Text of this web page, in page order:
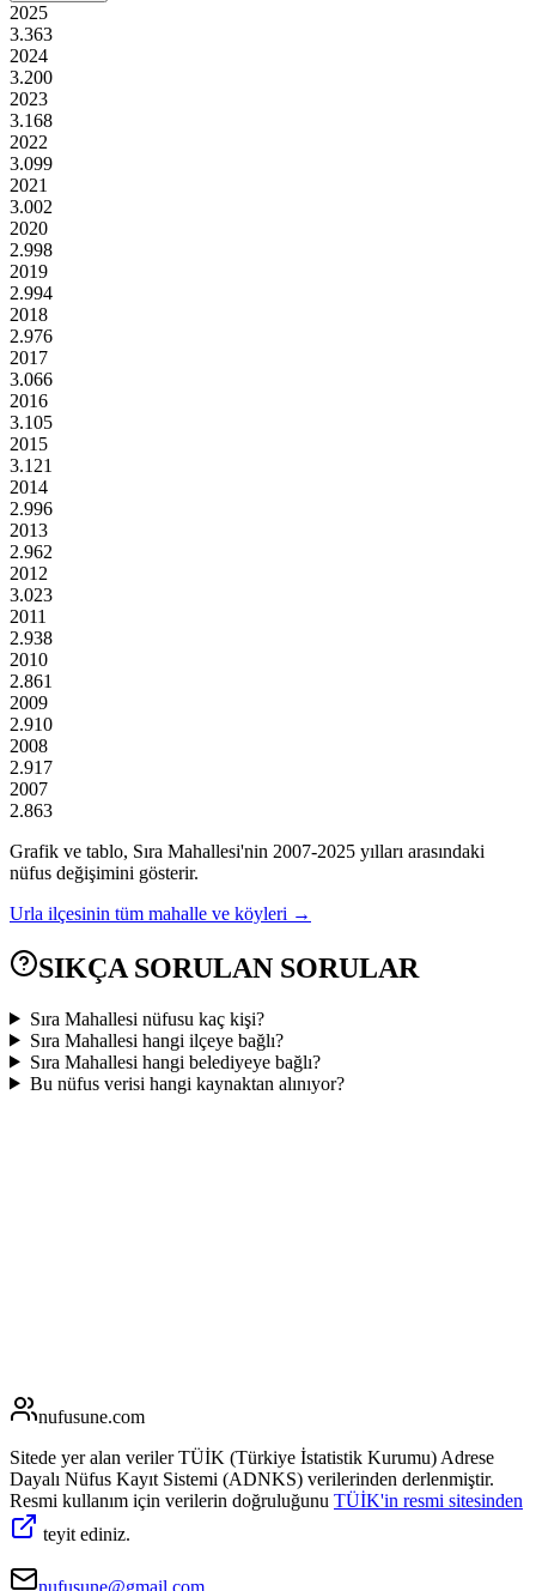
2025
3.363
2024
3.200
2023
3.168
2022
3.099
2021
3.002
2020
2.998
2019
2.994
2018
2.976
2017
3.066
2016
3.105
2015
3.121
2014
2.996
2013
2.962
2012
3.023
2011
2.938
2010
2.861
2009
2.910
2008
2.917
2007
2.863
Grafik ve tablo, Sıra Mahallesi'nin 2007-2025 yılları arasındaki
nüfus değişimini gösterir.
Urla ilçesinin tüm mahalle ve köyleri →
SIKÇA SORULAN SORULAR
Sıra Mahallesi nüfusu kaç kişi?
Sıra Mahallesi hangi ilçeye bağlı?
Sıra Mahallesi hangi belediyeye bağlı?
Bu nüfus verisi hangi kaynaktan alınıyor?
nufusune.com
Sitede yer alan veriler TÜİK (Türkiye İstatistik Kurumu) Adrese
Dayalı Nüfus Kayıt Sistemi (ADNKS) verilerinden derlenmiştir.
Resmi kullanım için verilerin doğruluğunu TÜİK'in resmi sitesinden
teyit ediniz.
nufusune@gmail.com